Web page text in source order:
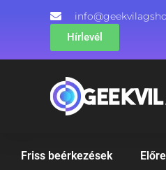
Hírlevél
Friss beérkezések